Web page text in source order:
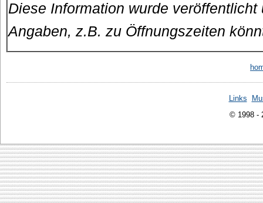
Diese Information wurde
Angaben, z.B. zu Öffnungszeiten
Links
© 1998 -